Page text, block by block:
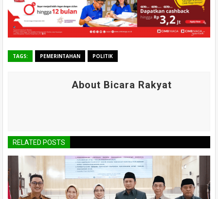
TAGS: PEMERINTAHAN POLITIK
About Bicara Rakyat
RELATED POSTS